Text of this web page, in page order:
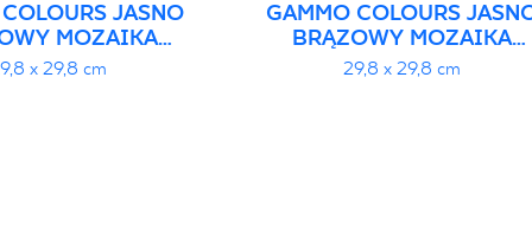
JASNO
MOZAIKA
POŁYSK K.
x 29,8 cm
GAMMO COLOURS
BRĄZOWY MOZAIKA
PRASOWANA MAT K.
29,8 x 29,8 cm